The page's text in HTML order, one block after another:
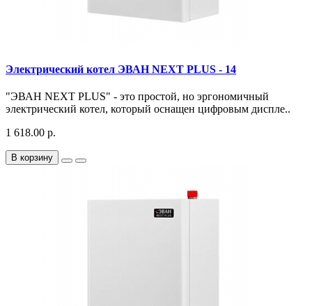
Электрический котел ЭВАН NEXT PLUS - 14
"ЭВАН NEXT PLUS" - это простой, но эргономичный
электрический котел, который оснащен цифровым диспле..
1 618.00 р.
В корзину